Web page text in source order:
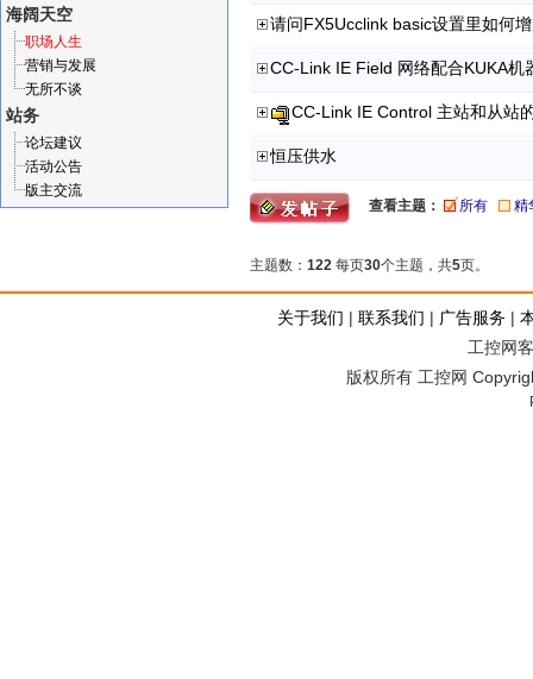
海阔天空
职场人生
营销与发展
无所不谈
站务
论坛建议
活动公告
版主交流
请问FX5Ucclink basic设置里如何
CC-Link IE Field 网络配合KUKA机
CC-Link IE Control 主站和从站
恒压供水
查看主题： 所有 精
主题数： 122 每页30个主题，共5页。
关于我们 | 联系我们 | 广告服务 |
工控网
版权所有 工控网